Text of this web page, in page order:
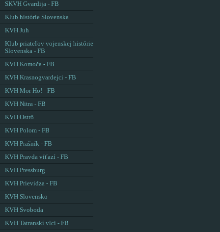
SKVH Gvardija - FB
Klub histórie Slovenska
KVH Juh
Klub priateľov vojenskej histórie
Slovenska - FB
KVH Komoča - FB
KVH Krasnogvardejci - FB
KVH Mor Ho! - FB
KVH Nitra - FB
KVH Ostrô
KVH Polom - FB
KVH Prašník - FB
KVH Pravda víťazí - FB
KVH Pressburg
KVH Prievidza - FB
KVH Slovensko
KVH Svoboda
KVH Tatranskí vlci - FB